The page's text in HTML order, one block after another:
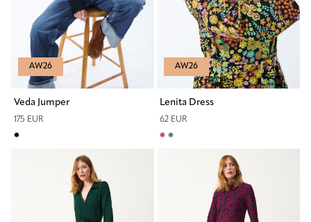
AW26
Veda Jumper
175 EUR
AW26
Lenita Dress
62 EUR